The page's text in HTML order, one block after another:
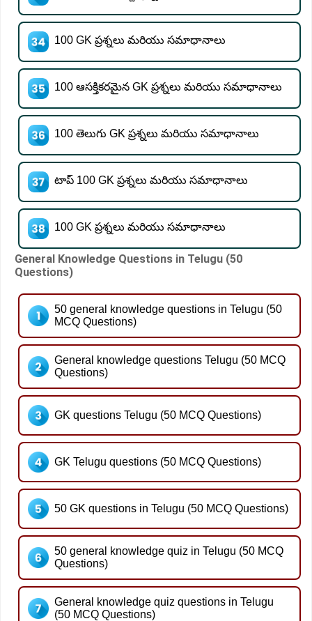
100 GK ప్రశ్నలు మరియు సమాధానాలు
100 ఆసక్తికరమైన GK ప్రశ్నలు మరియు సమాధానాలు
100 తెలుగు GK ప్రశ్నలు మరియు సమాధానాలు
టాప్ 100 GK ప్రశ్నలు మరియు సమాధానాలు
100 GK ప్రశ్నలు మరియు సమాధానాలు
General Knowledge Questions in Telugu (50
Questions)
50 general knowledge questions in Telugu (50
MCQ Questions)
General knowledge questions Telugu (50 MCQ
Questions)
GK questions Telugu (50 MCQ Questions)
GK Telugu questions (50 MCQ Questions)
50 GK questions in Telugu (50 MCQ Questions)
50 general knowledge quiz in Telugu (50 MCQ
Questions)
General knowledge quiz questions in Telugu
(50 MCQ Questions)